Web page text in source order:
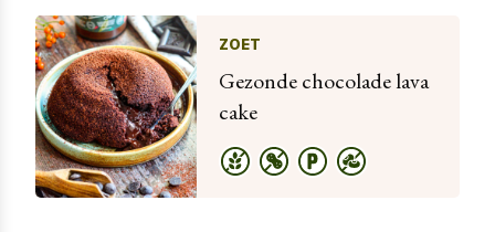
ZOET
Gezonde chocolade lava
cake